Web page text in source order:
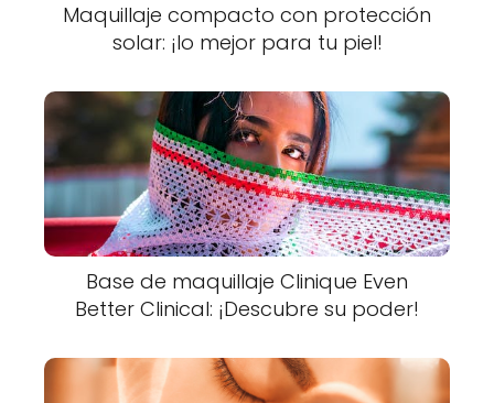
Maquillaje compacto con protección
solar: ¡lo mejor para tu piel!
Base de maquillaje Clinique Even
Better Clinical: ¡Descubre su poder!